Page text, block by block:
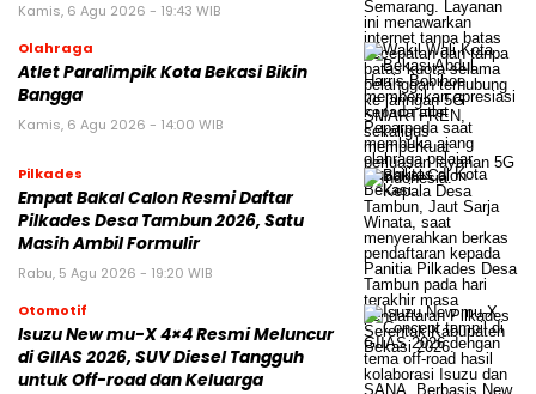
Kamis, 6 Agu 2026 - 19:43 WIB
Olahraga
Atlet Paralimpik Kota Bekasi Bikin
Bangga
Kamis, 6 Agu 2026 - 14:00 WIB
Pilkades
Empat Bakal Calon Resmi Daftar
Pilkades Desa Tambun 2026, Satu
Masih Ambil Formulir
Rabu, 5 Agu 2026 - 19:20 WIB
Otomotif
Isuzu New mu-X 4×4 Resmi Meluncur
di GIIAS 2026, SUV Diesel Tangguh
untuk Off-road dan Keluarga